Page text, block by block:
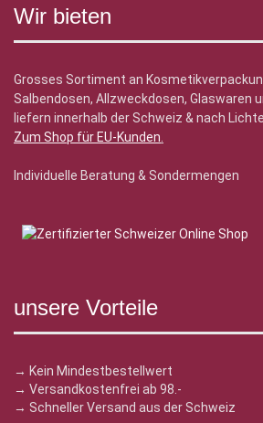
Wir bieten
Grosses Sortiment an
Salbendosen, Allzweckdosen, Glaswaren
liefern innerhalb der Schweiz & nach
Zum Shop für EU-Kunden.
Individuelle Beratung & Sondermengen
unsere Vorteile
→ Kein Mindestbestellwert
→ Versandkostenfrei ab 98.-
→ Schneller Versand aus der Schweiz